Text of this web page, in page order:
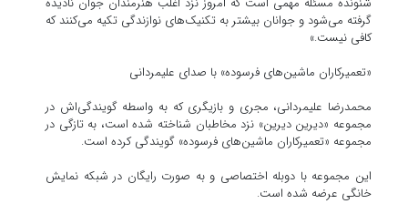
گرفته می‌شود و جوانان بیشتر به تکنیک‌های نوازندگی تکیه می‌کنند که
کافی نیست.»
«تعمیرکاران ماشین‌های فرسوده» با صدای علیمردانی
محمدرضا علیمردانی، مجری و بازیگری که به واسطه گویندگی‌اش در
مجموعه «دیرین دیرین» نزد مخاطبان شناخته شده است، به تازگی در
مجموعه «تعمیرکاران ماشین‌های فرسوده» گویندگی کرده است.
این مجموعه با دوبله اختصاصی و به صورت رایگان در شبکه نمایش
خانگی عرضه شده است.